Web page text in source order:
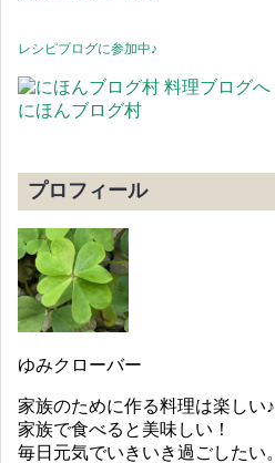
レシピブログに参加中♪
にほんブログ村
プロフィール
ゆみクローバー
家族のために作る料理は楽しい♪
家族で食べると美味しい！
毎日元気でいきいき過ごしたい。